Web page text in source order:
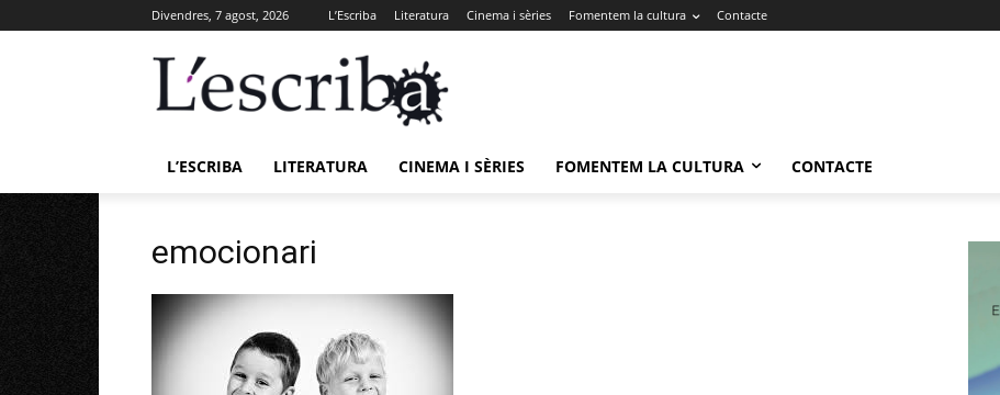
Divendres, 7 agost, 2026 L’Escriba Literatura Cinema i sèries Fomentem la cultura Contacte
L’ESCRIBA LITERATURA CINEMA I SÈRIES FOMENTEM LA CULTURA CONTACTE
emocionari